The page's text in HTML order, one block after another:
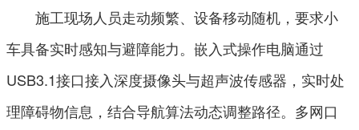
施工现场人员走动频繁、设备移动随机，要求小
车具备实时感知与避障能力。嵌入式操作电脑通过
USB3.1接口接入深度摄像头与超声波传感器，实时处
理障碍物信息，结合导航算法动态调整路径。多网口